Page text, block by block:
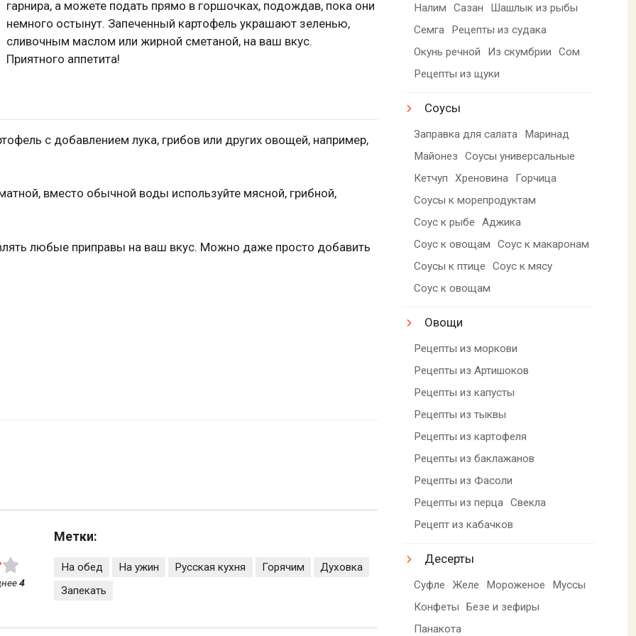
гарнира, а можете подать прямо в горшочках, подождав, пока они
немного остынут. Запеченный картофель украшают зеленью,
сливочным маслом или жирной сметаной, на ваш вкус.
Приятного аппетита!
с добавлением лука, грибов или других овощей, например,
вместо обычной воды используйте мясной, грибной,
любые приправы на ваш вкус. Можно даже просто добавить
4
Метки:
На обед На ужин Русская кухня Горячим
Духовка
Запекать
Налим Сазан
Шашлык из рыбы
Семга
Рецепты из судака
Окунь речной
Из скумбрии
Сом
Рецепты из щуки
Соусы
Заправка для салата
Маринад
Майонез
Соусы универсальные
Кетчуп
Хреновина
Горчица
Соусы к морепродуктам
Соус к рыбе
Аджика
Соус к овощам
Соус к макаронам
Соусы к птице
Соус к мясу
Соус к овощам
Овощи
Рецепты из моркови
Рецепты из Артишоков
Рецепты из капусты
Рецепты из тыквы
Рецепты из картофеля
Рецепты из баклажанов
Рецепты из Фасоли
Рецепты из перца Свекла
Рецепт из кабачков
Десерты
Суфле Желе Мороженое
Муссы
Конфеты
Безе и зефиры
Панакота